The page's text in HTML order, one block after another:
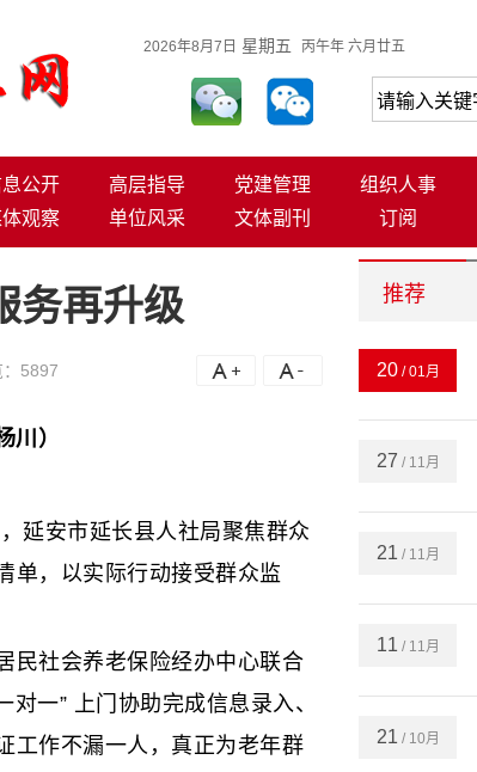
2026年8月7日 星期五 丙午年 六月廿五
公开 高层指导 党建管理 组织人事
观察 单位风采 文体副刊 订阅
务再升级
5897
）
延安市延长县人社局聚焦群众
单，以实际行动接受群众监
社会养老保险经办中心联合
一” 上门协助完成信息录入、
工作不漏一人，真正为老年群
推荐
20/ 01月
27 / 11月
21 / 11月
11 / 11月
21 / 10月